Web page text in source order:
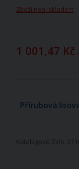
Zboží není skladem
1 001,47 Kč
Přírubová
Katalogové číslo: